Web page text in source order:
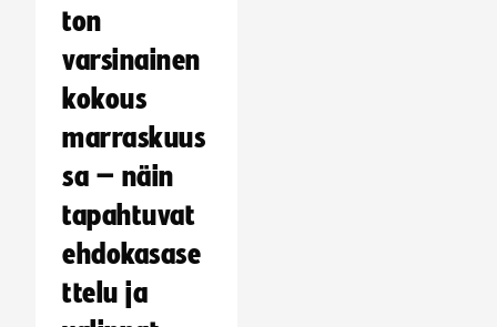
ton
varsinainen
kokous
marraskuus
sa – näin
tapahtuvat
ehdokasase
ttelu ja